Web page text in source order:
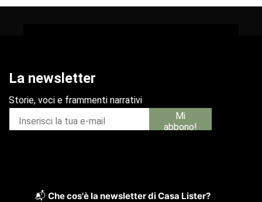
📬 Che cos'è la newsletter di Casa Lister?